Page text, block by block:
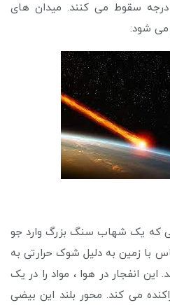
کمترین جرم ها در زاویه 20 درجه سقوط می کنند. میدان های
می شود:
که یک شهاب سنگ بزرگ وارد جو
با زمین به دلیل شوک حرارتی به
انفجار در هوا ، مواد را در یک
می کند. محور بلند این بیضی